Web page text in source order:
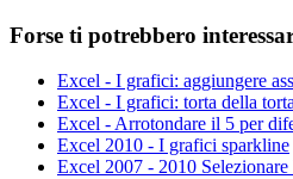
Forse ti potrebbero
Excel - I grafici: aggiungere
Excel - I grafici: torta della
Excel - Arrotondare il 5 per
Excel 2010 - I grafici sparkline
Excel 2007 - 2010